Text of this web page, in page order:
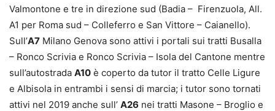
Valmontone e tre in direzione sud (Badia – Firenzuola, All.
A1 per Roma sud – Colleferro e San Vittore – Caianello).
Sull’A7 Milano Genova sono attivi i portali sui tratti Busalla
– Ronco Scrivia e Ronco Scrivia – Isola del Cantone mentre
sull’autostrada A10 è coperto da tutor il tratto Celle Ligure
e Albisola in entrambi i sensi di marcia; i tutor sono tornati
attivi nel 2019 anche sull’ A26 nei tratti Masone – Broglio e